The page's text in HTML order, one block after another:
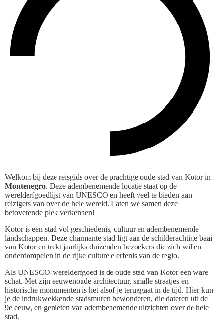
Welkom bij deze reisgids over de prachtige oude stad van Kotor in
Montenegro. Deze adembenemende locatie staat op de
werelderfgoedlijst van UNESCO en heeft veel te bieden aan
reizigers van over de hele wereld. Laten we samen deze
betoverende plek verkennen!
Kotor is een stad vol geschiedenis, cultuur en adembenemende
landschappen. Deze charmante stad ligt aan de schilderachtige baai
van Kotor en trekt jaarlijks duizenden bezoekers die zich willen
onderdompelen in de rijke culturele erfenis van de regio.
Als UNESCO-werelderfgoed is de oude stad van Kotor een ware
schat. Met zijn eeuwenoude architectuur, smalle straatjes en
historische monumenten is het alsof je teruggaat in de tijd. Hier kun
je de indrukwekkende stadsmuren bewonderen, die dateren uit de
9e eeuw, en genieten van adembenemende uitzichten over de hele
stad.